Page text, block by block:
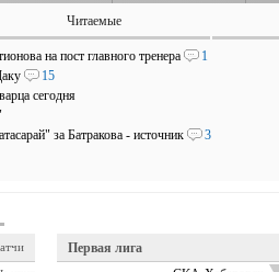
Читаемые
на пост главного тренера
1
15
сегодня
за Батракова - источник
3
Первая лига